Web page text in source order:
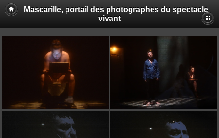
Mascarille, portail des photographes du spectacle
vivant